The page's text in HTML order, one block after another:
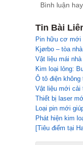
Bình luận
Tin Bài
Pin hữu cơ mới
Kjørbo – tòa
Vật liệu mái
Kim loại lỏng:
Ô tô điện
Vật liệu mới cải
Thiết bị laser
Loại pin mới
Phát hiện kim
[Tiêu điểm tại